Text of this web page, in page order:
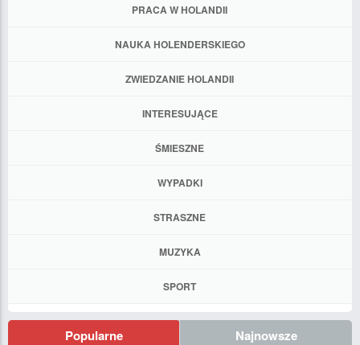
PRACA W HOLANDII
NAUKA HOLENDERSKIEGO
ZWIEDZANIE HOLANDII
INTERESUJĄCE
ŚMIESZNE
WYPADKI
STRASZNE
MUZYKA
SPORT
Popularne Najnowsze